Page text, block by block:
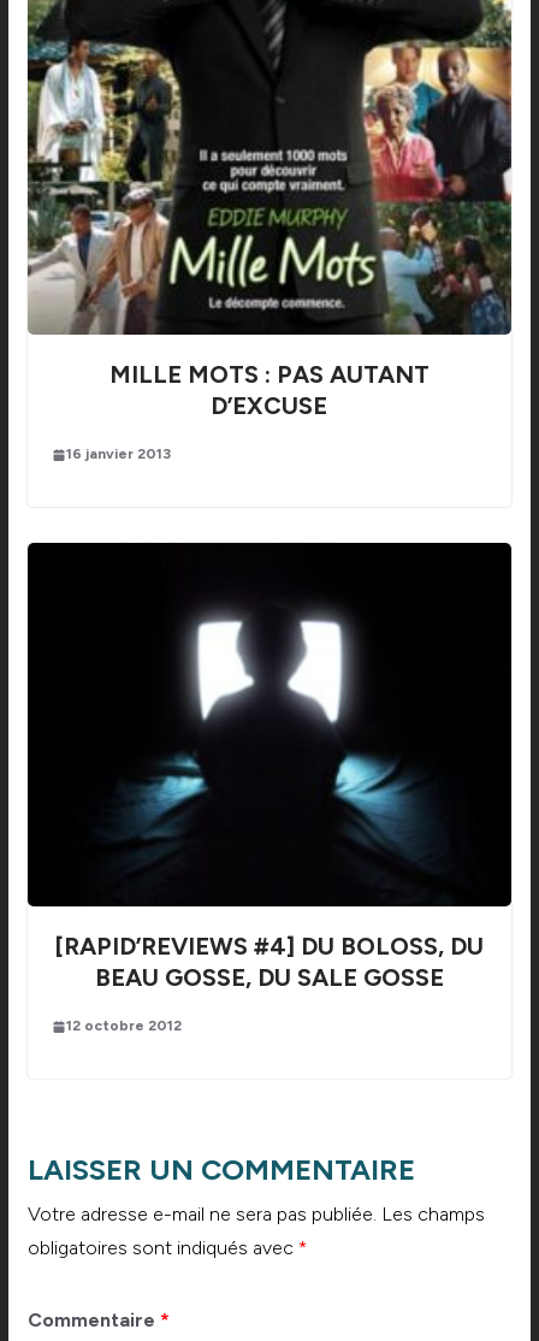
MILLE MOTS : PAS AUTANT
D’EXCUSE
16 janvier 2013
[RAPID’REVIEWS #4] DU BOLOSS, DU
BEAU GOSSE, DU SALE GOSSE
12 octobre 2012
LAISSER UN COMMENTAIRE
Votre adresse e-mail ne sera pas publiée. Les champs
obligatoires sont indiqués avec *
Commentaire *